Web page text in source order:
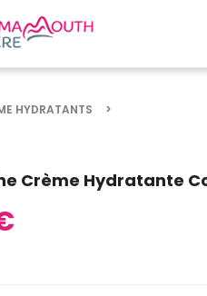
HYDRATANTS
Crème Hydratante